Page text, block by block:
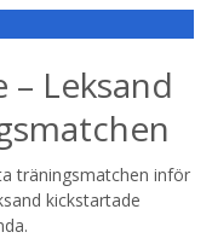
Leksand
träningsmatchen inför
kickstartade